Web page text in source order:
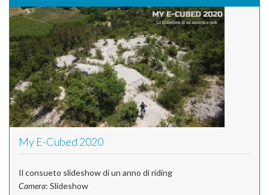
My E-Cubed 2020
Il consueto slideshow di un anno di riding
Camera: Slideshow